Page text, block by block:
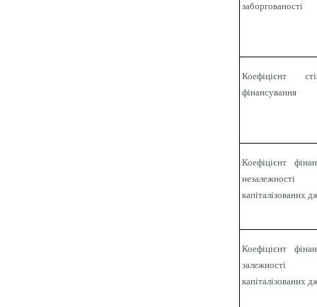
заборгованості
Коефіцієнт
фінансування
Коефіцієнт
незалежності
капіталізованих
Коефіцієнт
залежності
капіталізованих